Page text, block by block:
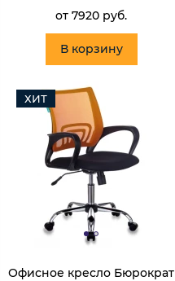
от 7920 руб.
В корзину
ХИТ
Офисное кресло Бюрократ